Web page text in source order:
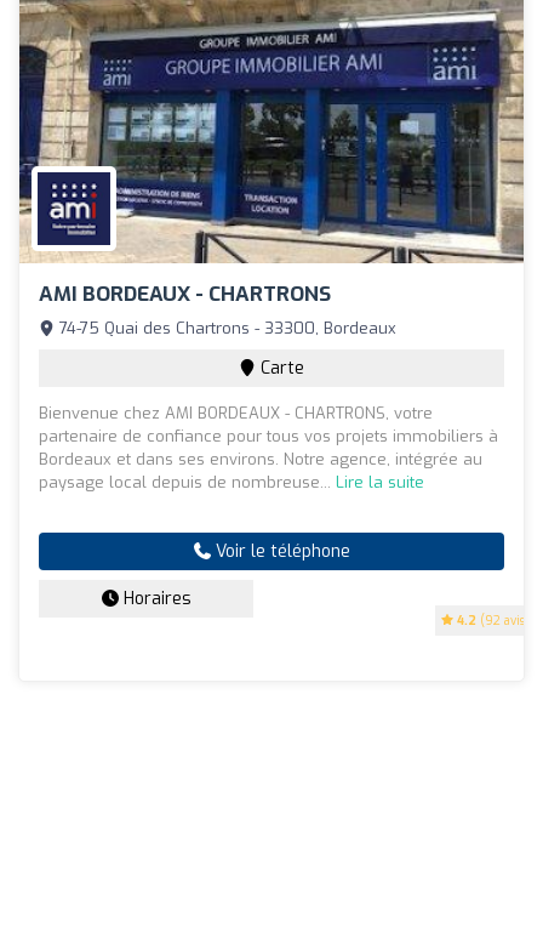
AMI BORDEAUX - CHARTRONS
4.2 (92 avis)
74-75 Quai des Chartrons - 33300, Bordeaux
Carte
Bienvenue chez AMI BORDEAUX - CHARTRONS, votre
partenaire de confiance pour tous vos projets immobiliers à
Bordeaux et dans ses environs. Notre agence, intégrée au
paysage local depuis de nombreuse... Lire la suite
Voir le téléphone
Horaires